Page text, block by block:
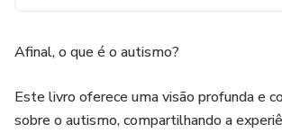
Afinal, o que é o autismo?
Este livro oferece uma visão profunda e
sobre o autismo, compartilhando a